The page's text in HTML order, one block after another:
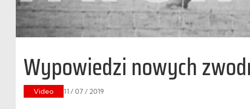
Wypowiedzi nowych
Video 11 / 07 / 2019